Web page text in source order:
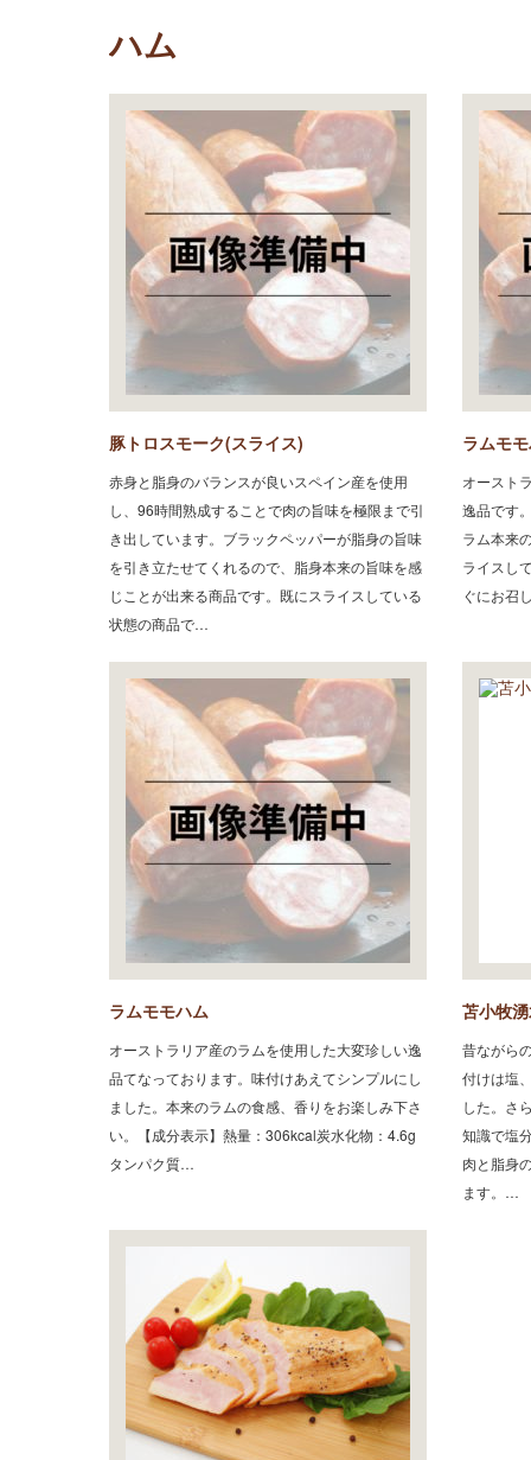
ハム
豚トロスモーク(スライス)
赤身と脂身のバランスが良いスペイン産を使用
し、96時間熟成することで肉の旨味を極限まで引
き出しています。ブラックペッパーが脂身の旨味
を引き立たせてくれるので、脂身本来の旨味を感
じことが出来る商品です。既にスライスしている
状態の商品で…
ラムモ
オースト
逸品です
ラム本来
ライスし
ぐにお召
ラムモモハム
オーストラリア産のラムを使用した大変珍しい逸
品てなっております。味付けあえてシンプルにし
ました。本来のラムの食感、香りをお楽しみ下さ
い。【成分表示】熱量：306kcal炭水化物：4.6g
タンパク質…
苫小牧
昔ながら
付けは塩
した。さ
知識で塩
肉と脂身
ます。…